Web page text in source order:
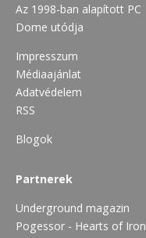
Az 1998-ban alapított PC
Dome utódja
Impresszum
Médiaajánlat
Adatvédelem
RSS
Blogok
Partnerek
Underground magazin
Pogessor - Hearts of Iron